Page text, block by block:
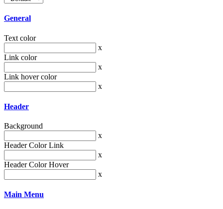
General
Text color
x
Link color
x
Link hover color
x
Header
Background
x
Header Color Link
x
Header Color Hover
x
Main Menu